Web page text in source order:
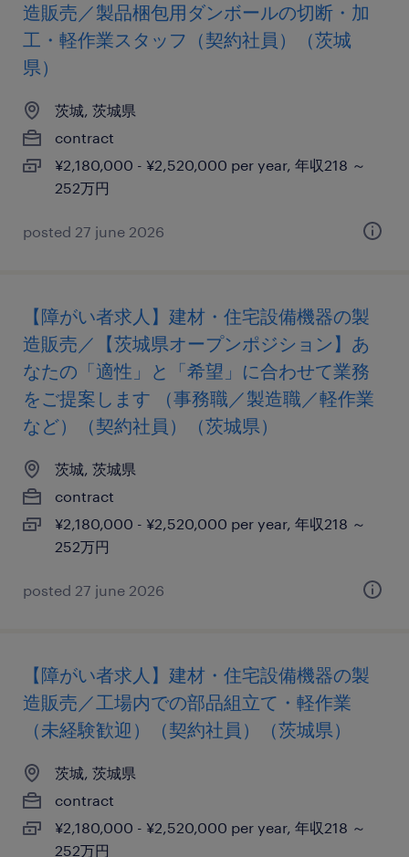
造販売／製品梱包用ダンボールの切断・加
工・軽作業スタッフ（契約社員）（茨城
県）
茨城, 茨城県
contract
¥2,180,000 - ¥2,520,000 per year, 年収218 ～
252万円
posted 27 june 2026
【障がい者求人】建材・住宅設備機器の製
造販売／【茨城県オープンポジション】あ
なたの「適性」と「希望」に合わせて業務
をご提案します （事務職／製造職／軽作業
など）（契約社員）（茨城県）
茨城, 茨城県
contract
¥2,180,000 - ¥2,520,000 per year, 年収218 ～
252万円
posted 27 june 2026
【障がい者求人】建材・住宅設備機器の製
造販売／工場内での部品組立て・軽作業
（未経験歓迎）（契約社員）（茨城県）
茨城, 茨城県
contract
¥2,180,000 - ¥2,520,000 per year, 年収218 ～
252万円